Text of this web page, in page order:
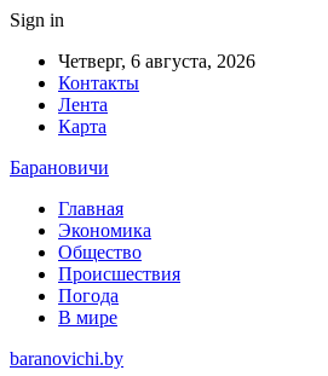
Sign in
Четверг, 6 августа, 2026
Контакты
Лента
Карта
Барановичи
Главная
Экономика
Общество
Происшествия
Погода
В мире
baranovichi.by